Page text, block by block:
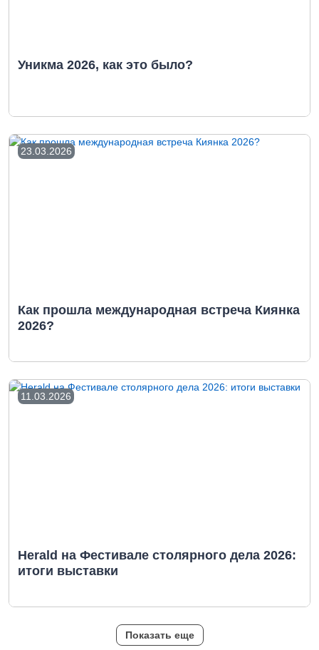
Уникма 2026, как это было?
23.03.2026
Как прошла международная встреча Киянка
2026?
11.03.2026
Herald на Фестивале столярного дела 2026:
итоги выставки
Показать еще